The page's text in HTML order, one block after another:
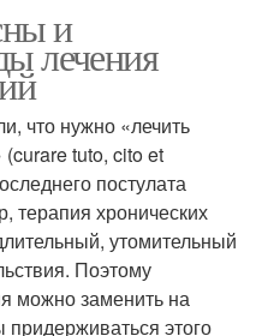
и
лечения
что нужно «лечить
tuto, cito et
постулата
терапия хронических
утомительный
Поэтому
можно заменить на
этого